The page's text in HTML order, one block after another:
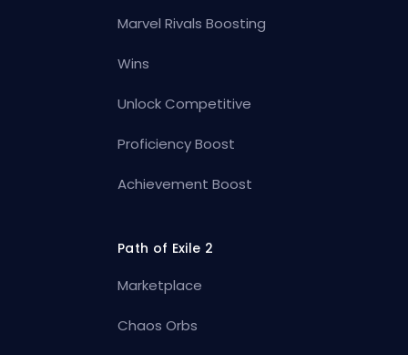
Marvel Rivals Boosting
Wins
Unlock Competitive
Proficiency Boost
Achievement Boost
Path of Exile 2
Marketplace
Chaos Orbs